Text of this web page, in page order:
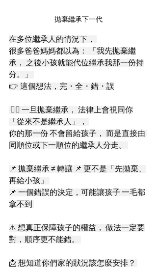
拋棄繼承下一代
在多位繼承人的情況下，
很多爸爸媽媽都以為： 「我先拋棄繼
承， 之後小孩就能代位繼承我那一份持
分。」
👉 這個想法，完・全・錯・誤
「從來不是繼承人」，
你的那一份 不會留給孩子， 而是直接由
同順位或下一順位的繼承人分走。
📌 拋棄繼承 ≠ 轉讓 📌 更不是「先拋棄、
再給小孩」
📌 一個錯誤的決定，可能讓孩子 一毛都
拿不到
⚠️ 想真正保障孩子的權益， 做法一定要
對，順序更不能錯。
📩 想知道你們家的狀況該怎麼安排？